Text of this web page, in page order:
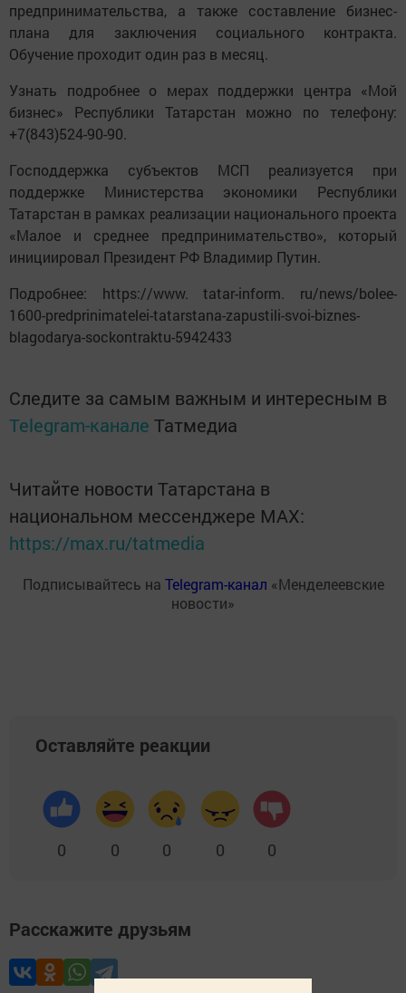
предпринимательства, а также составление бизнес-
плана для заключения социального контракта.
Обучение проходит один раз в месяц.
Узнать подробнее о мерах поддержки центра «Мой
бизнес» Республики Татарстан можно по телефону:
+7(843)524-90-90.
Господдержка субъектов МСП реализуется при
поддержке Министерства экономики Республики
Татарстан в рамках реализации национального проекта
«Малое и среднее предпринимательство», который
инициировал Президент РФ Владимир Путин.
Подробнее: https://www. tatar-inform. ru/news/bolee-
1600-predprinimatelei-tatarstana-zapustili-svoi-biznes-
blagodarya-sockontraktu-5942433
Следите за самым важным и интересным в
Telegram-канале Татмедиа
Читайте новости Татарстана в
национальном мессенджере MАХ:
https://max.ru/tatmedia
Подписывайтесь на Telegram-канал «Менделеевские
новости»
Оставляйте реакции
0 0 0 0 0
Расскажите друзьям